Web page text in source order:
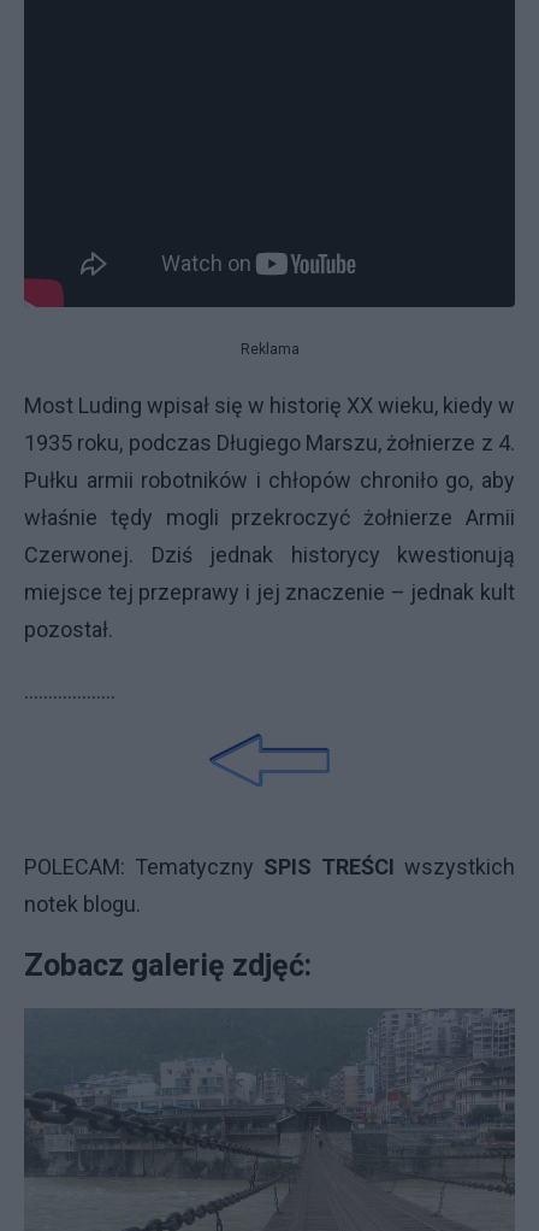
Reklama
Most Luding wpisał się w historię XX wieku, kiedy w
1935 roku, podczas Długiego Marszu, żołnierze z 4.
Pułku armii robotników i chłopów chroniło go, aby
właśnie tędy mogli przekroczyć żołnierze Armii
Czerwonej. Dziś jednak historycy kwestionują
miejsce tej przeprawy i jej znaczenie – jednak kult
pozostał.
...................
POLECAM: Tematyczny SPIS TREŚCI wszystkich
notek blogu.
Zobacz galerię zdjęć: